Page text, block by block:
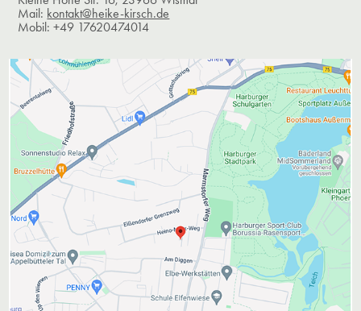
Mail: kontakt@heike-kirsch.de
Mobil: +49 17620474014